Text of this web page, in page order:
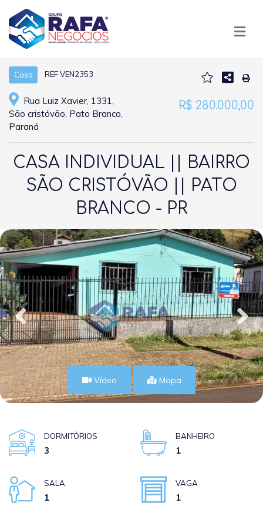
Casa REF VEN2353
Rua Luiz Xavier, 1331,
São cristóvão, Pato Branco,
Paraná
R$ 280.000,00
CASA INDIVIDUAL || BAIRRO
SÃO CRISTÓVÃO || PATO
BRANCO - PR
Vídeo Mapa
DORMITÓRIOS
3
BANHEIRO
1
SALA
1
VAGA
1